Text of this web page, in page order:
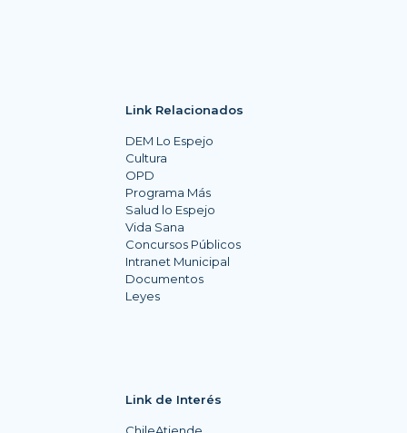
Link Relacionados
DEM Lo Espejo
Cultura
OPD
Programa Más
Salud lo Espejo
Vida Sana
Concursos Públicos
Intranet Municipal
Documentos
Leyes
Link de Interés